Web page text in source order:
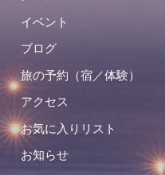
イベント
ブログ
旅の予約（宿／体験）
アクセス
お気に入りリスト
お知らせ